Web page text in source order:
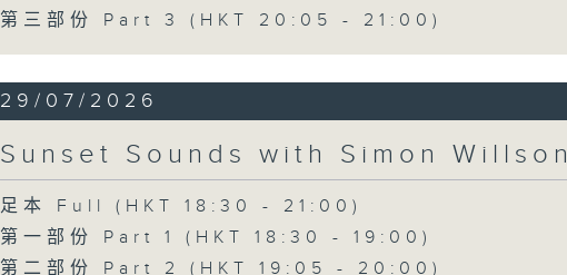
第三部份 Part 3 (HKT 20:05 - 21:00)
29/07/2026
Sunset Sounds with Simon Willson
足本 Full (HKT 18:30 - 21:00)
第一部份 Part 1 (HKT 18:30 - 19:00)
第二部份 Part 2 (HKT 19:05 - 20:00)